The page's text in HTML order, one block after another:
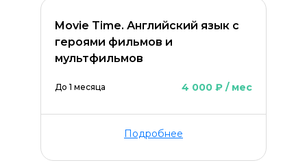
Movie Time. Английский язык с
героями фильмов и
мультфильмов
До 1 месяца 4 000 ₽ / мес
Подробнее